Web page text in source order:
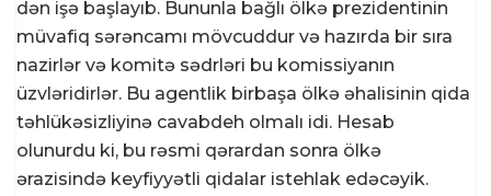
dən işə başlayıb. Bununla bağlı ölkə prezidentinin
müvafiq sərəncamı mövcuddur və hazırda bir sıra
nazirlər və komitə sədrləri bu komissiyanın
üzvləridirlər. Bu agentlik birbaşa ölkə əhalisinin qida
təhlükəsizliyinə cavabdeh olmalı idi. Hesab
olunurdu ki, bu rəsmi qərardan sonra ölkə
ərazisində keyfiyyətli qidalar istehlak edəcəyik.